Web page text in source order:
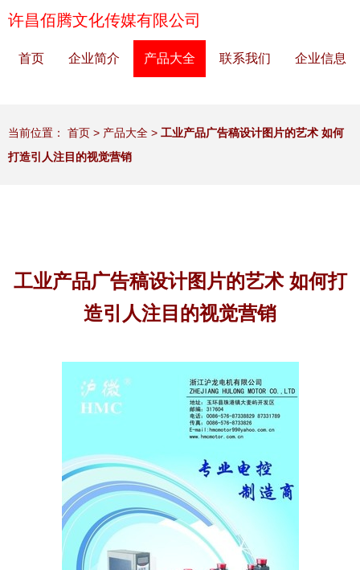
许昌佰腾文化传媒有限公司
首页 企业简介 产品大全 联系我们 企业信息
当前位置： 首页 > 产品大全 > 工业产品广告稿设计图片的艺术 如何
打造引人注目的视觉营销
工业产品广告稿设计图片的艺术 如何打
造引人注目的视觉营销